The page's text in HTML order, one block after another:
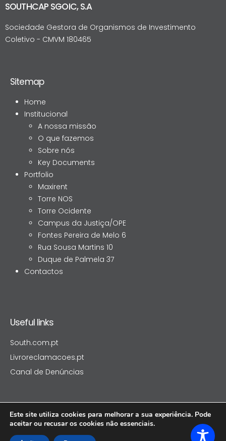
SOUTHCAP SGOIC, S.A
Sociedade Gestora de Organismos de Investimento
Coletivo - CMVM 180465
Sitemap
Home
Institucional
A nossa missão
O que fazemos
Sobre nós
Key Documents
Portfolio
Maxirent
Torre NOS
Torre Ocidente
Campus da Justiça/OPE
Fontes Pereira de Melo 6
Rua Sousa Martins 10
Duque de Palmela 37
Contactos
Useful links
South.com.pt
Livroreclamacoes.pt
Canal de Denúncias
SOUTHCAP SGOIC, S.A © 2025.
Este site utiliza cookies para melhorar a sua experiência. Pode
aceitar ou recusar os cookies não essenciais.